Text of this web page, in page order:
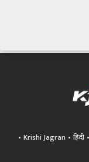
Krishi Jagran हिंदी